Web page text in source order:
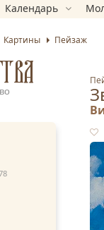
Календарь
Картины Пейзаж